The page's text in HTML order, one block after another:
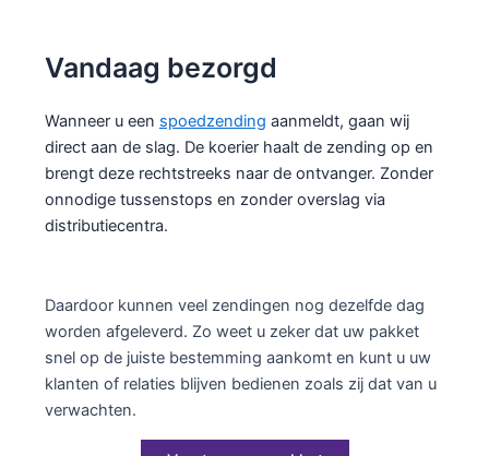
Vandaag bezorgd
Wanneer u een spoedzending aanmeldt, gaan wij
direct aan de slag. De koerier haalt de zending op en
brengt deze rechtstreeks naar de ontvanger. Zonder
onnodige tussenstops en zonder overslag via
distributiecentra.
Daardoor kunnen veel zendingen nog dezelfde dag
worden afgeleverd. Zo weet u zeker dat uw pakket
snel op de juiste bestemming aankomt en kunt u uw
klanten of relaties blijven bedienen zoals zij dat van u
verwachten.